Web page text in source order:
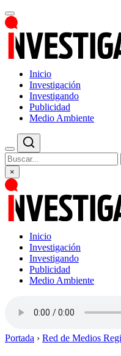
Inicio
Investigación
Investigando
Publicidad
Medio Ambiente
×
Inicio
Investigación
Investigando
Publicidad
Medio Ambiente
Portada › Red de Medios